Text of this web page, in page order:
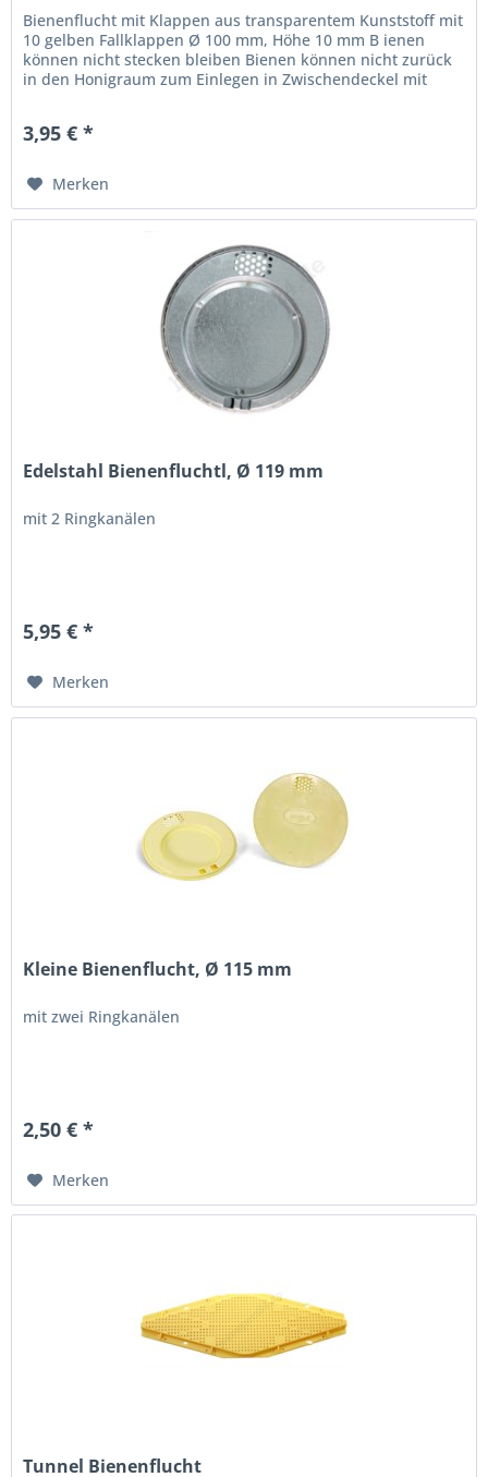
Bienenflucht mit Klappen aus transparentem Kunststoff mit
10 gelben Fallklappen Ø 100 mm, Höhe 10 mm B ienen
können nicht stecken bleiben Bienen können nicht zurück
in den Honigraum zum Einlegen in Zwischendeckel mit
3,95 € *
Merken
Edelstahl Bienenfluchtl, Ø 119 mm
mit 2 Ringkanälen
5,95 € *
Merken
Kleine Bienenflucht, Ø 115 mm
mit zwei Ringkanälen
2,50 € *
Merken
Tunnel Bienenflucht